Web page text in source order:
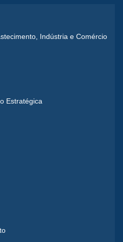
Indústria e Comércio
Estratégica